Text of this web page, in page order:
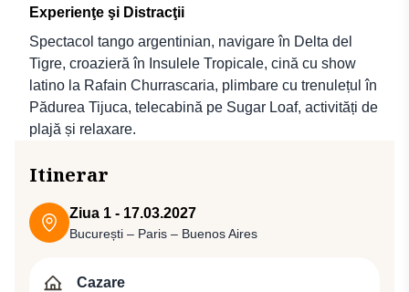
Experienţe şi Distracţii
Spectacol tango argentinian, navigare în Delta del
Tigre, croazieră în Insulele Tropicale, cină cu show
latino la Rafain Churrascaria, plimbare cu trenulețul în
Pădurea Tijuca, telecabină pe Sugar Loaf, activități de
plajă și relaxare.
Itinerar
Ziua 1 - 17.03.2027
București – Paris – Buenos Aires
Cazare